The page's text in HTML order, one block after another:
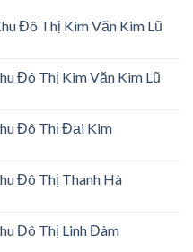
Đô Thị Kim Văn Kim Lũ
Đô Thị Kim Văn Kim Lũ
Đô Thị Đại Kim
Đô Thị Thanh Hà
Đô Thị Linh Đàm